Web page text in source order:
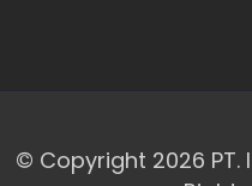
© Copyright 2026 PT.